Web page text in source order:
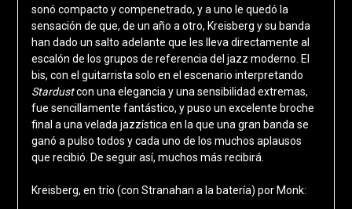
sonó compacto y compenetrado, y a uno le quedó la
sensación de que, de un año a otro, Kreisberg y su banda
han dado un salto adelante que les lleva directamente al
escalón de los grupos de referencia del jazz moderno. El
bis, con el guitarrista solo en el escenario interpretando
Stardustcon una elegancia y una sensibilidad extremas,
fue sencillamente fantástico, y puso un excelente broche
final a una velada jazzística en la que una gran banda se
ganó a pulso todos y cada uno de los muchos aplausos
que recibió. De seguir así, muchos más recibirá.
Kreisberg, en trío (con Stranahan a la batería) por Monk: